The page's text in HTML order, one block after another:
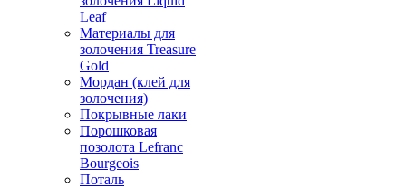
Leaf
Материалы для
золочения Treasure
Gold
Мордан (клей для
золочения)
Покрывные лаки
Порошковая
позолота Lefranc
Bourgeois
Поталь